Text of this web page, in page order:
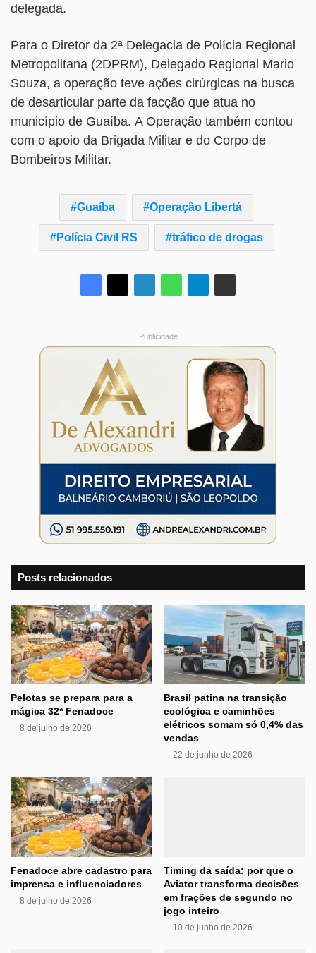
delegada.
Para o Diretor da 2ª Delegacia de Polícia Regional
Metropolitana (2DPRM), Delegado Regional Mario
Souza, a operação teve ações cirúrgicas na busca
de desarticular parte da facção que atua no
município de Guaíba. A Operação também contou
com o apoio da Brigada Militar e do Corpo de
Bombeiros Militar.
Guaíba Operação Libertá
Polícia Civil RS tráfico de drogas
Publicidade
Posts relacionados
Pelotas se prepara para a
mágica 32ª Fenadoce
8 de julho de 2026
Brasil patina na transição
ecológica e caminhões
elétricos somam só 0,4% das
vendas
22 de junho de 2026
Fenadoce abre cadastro para
imprensa e influenciadores
8 de julho de 2026
Timing da saída: por que o
Aviator transforma decisões
em frações de segundo no
jogo inteiro
10 de junho de 2026